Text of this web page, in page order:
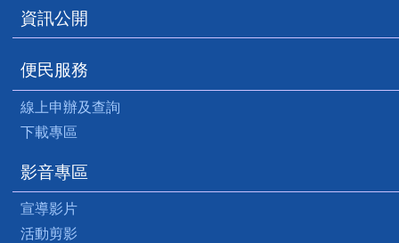
資訊公開
便民服務
線上申辦及查詢
下載專區
影音專區
宣導影片
活動剪影